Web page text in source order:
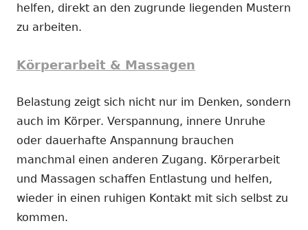
helfen, direkt an den zugrunde liegenden Mustern
zu arbeiten.
Körperarbeit & Massagen
Belastung zeigt sich nicht nur im Denken, sondern
auch im Körper. Verspannung, innere Unruhe
oder dauerhafte Anspannung brauchen
manchmal einen anderen Zugang. Körperarbeit
und Massagen schaffen Entlastung und helfen,
wieder in einen ruhigen Kontakt mit sich selbst zu
kommen.